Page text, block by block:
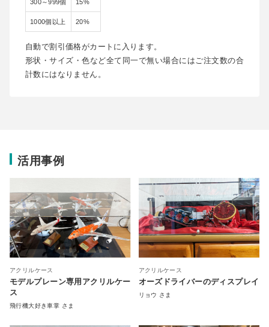
300～999個 15%
1000個以上 20%
自動で割引価格がカートに入ります。
形状・サイズ・色など全て同一で無い場合にはご注文数の合
計数にはなりません。
活用事例
アクリルケース
モデルプレーン専用アクリルケー
ス
飛行機大好き車掌 さま
アクリルケース
オーズドライバーのディスプレイ
リョウ さま